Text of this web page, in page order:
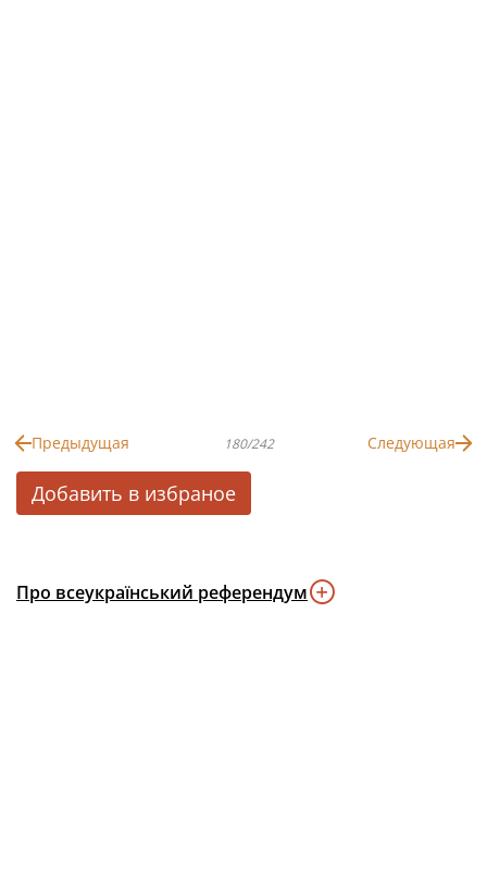
Предыдущая 180/242 Следующая
Добавить в избраное
Про всеукраїнський референдум